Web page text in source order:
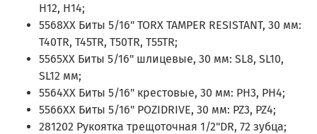
H12, H14;
5568XX Биты 5/16" TORX TAMPER RESISTANT, 30 мм:
T40TR, T45TR, T50TR, T55TR;
5565XX Биты 5/16" шлицевые, 30 мм: SL8, SL10,
SL12 мм;
5564XX Биты 5/16" крестовые, 30 мм: PH3, PH4;
5566XX Биты 5/16" POZIDRIVE, 30 мм: PZ3, PZ4;
281202 Рукоятка трещоточная 1/2"DR, 72 зубца;